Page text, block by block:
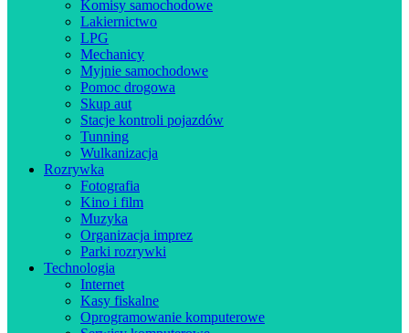
Komisy samochodowe
Lakiernictwo
LPG
Mechanicy
Myjnie samochodowe
Pomoc drogowa
Skup aut
Stacje kontroli pojazdów
Tunning
Wulkanizacja
Rozrywka
Fotografia
Kino i film
Muzyka
Organizacja imprez
Parki rozrywki
Technologia
Internet
Kasy fiskalne
Oprogramowanie komputerowe